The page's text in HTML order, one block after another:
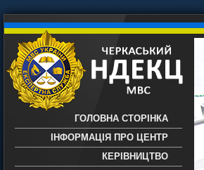
ГОЛОВНА СТОРІНКА
ІНФОРМАЦІЯ ПРО ЦЕНТР
КЕРІВНИЦТВО